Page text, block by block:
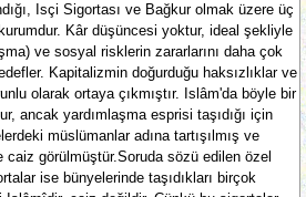
Isçi Sigortası ve Bağkur olmak üzere üç
Kâr düşüncesi yoktur, ideal şekliyle
ve sosyal risklerin zararlarını daha çok
Kapitalizmin doğurduğu haksızlıklar ve
olarak ortaya çıkmıştır. Islâm'da böyle bir
ancak yardımlaşma esprisi taşıdığı için
müslümanlar adına tartışılmış ve
görülmüştür.Soruda sözü edilen özel
ise bünyelerinde taşıdıkları birçok